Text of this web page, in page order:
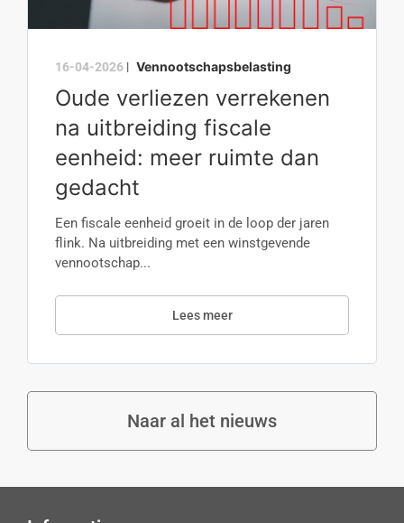
16-04-2026 | Vennootschapsbelasting
Oude verliezen verrekenen
na uitbreiding fiscale
eenheid: meer ruimte dan
gedacht
Een fiscale eenheid groeit in de loop der jaren
flink. Na uitbreiding met een winstgevende
vennootschap...
Lees meer
Naar al het nieuws